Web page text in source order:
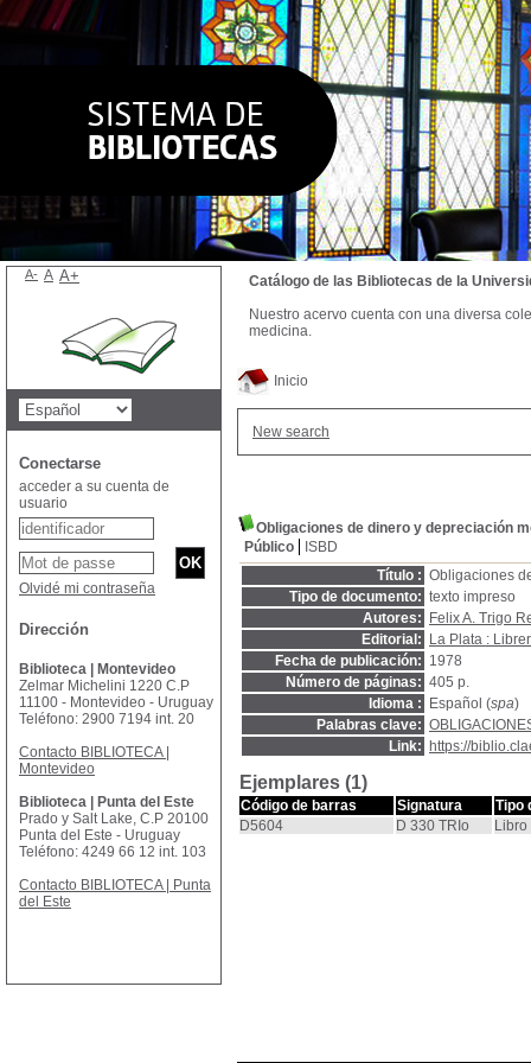
Inicio
New search
Obligaciones de dinero y depreciación
Público
ISBD
Título : Obligaciones
Tipo de documento: texto impreso
Autores:
Felix A. Trigo
Editorial:
La Plata :
Fecha de publicación: 1978
Número de páginas: 405 p.
Idioma :
Español (spa)
Palabras clave:
Link:
https://
Ejemplares (1)
Código de barras Signatura
Tipo
D5604
D 330 TRIo Libro
Catálogo de las Bibliotecas de la
Nuestro acervo cuenta con una diversa
medicina.
A- A A+
Conectarse
acceder a su cuenta de
usuario
Olvidé mi contraseña
Dirección
Biblioteca | Montevideo
Zelmar Michelini 1220 C.P
11100 - Montevideo - Uruguay
Teléfono: 2900 7194 int. 20
Contacto BIBLIOTECA |
Montevideo
Biblioteca | Punta del Este
Prado y Salt Lake, C.P 20100
Punta del Este - Uruguay
Teléfono: 4249 66 12 int. 103
Contacto BIBLIOTECA | Punta
del Este